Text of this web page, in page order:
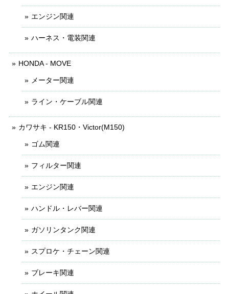
エンジン関連
ハーネス・電装関連
HONDA - MOVE
メーター関連
ライン・ケーブル関連
カワサキ - KR150・Victor(M150)
ゴム関連
フィルター関連
エンジン関連
ハンドル・レバー関連
ガソリンタンク関連
スプロケ・チェーン関連
ブレーキ関連